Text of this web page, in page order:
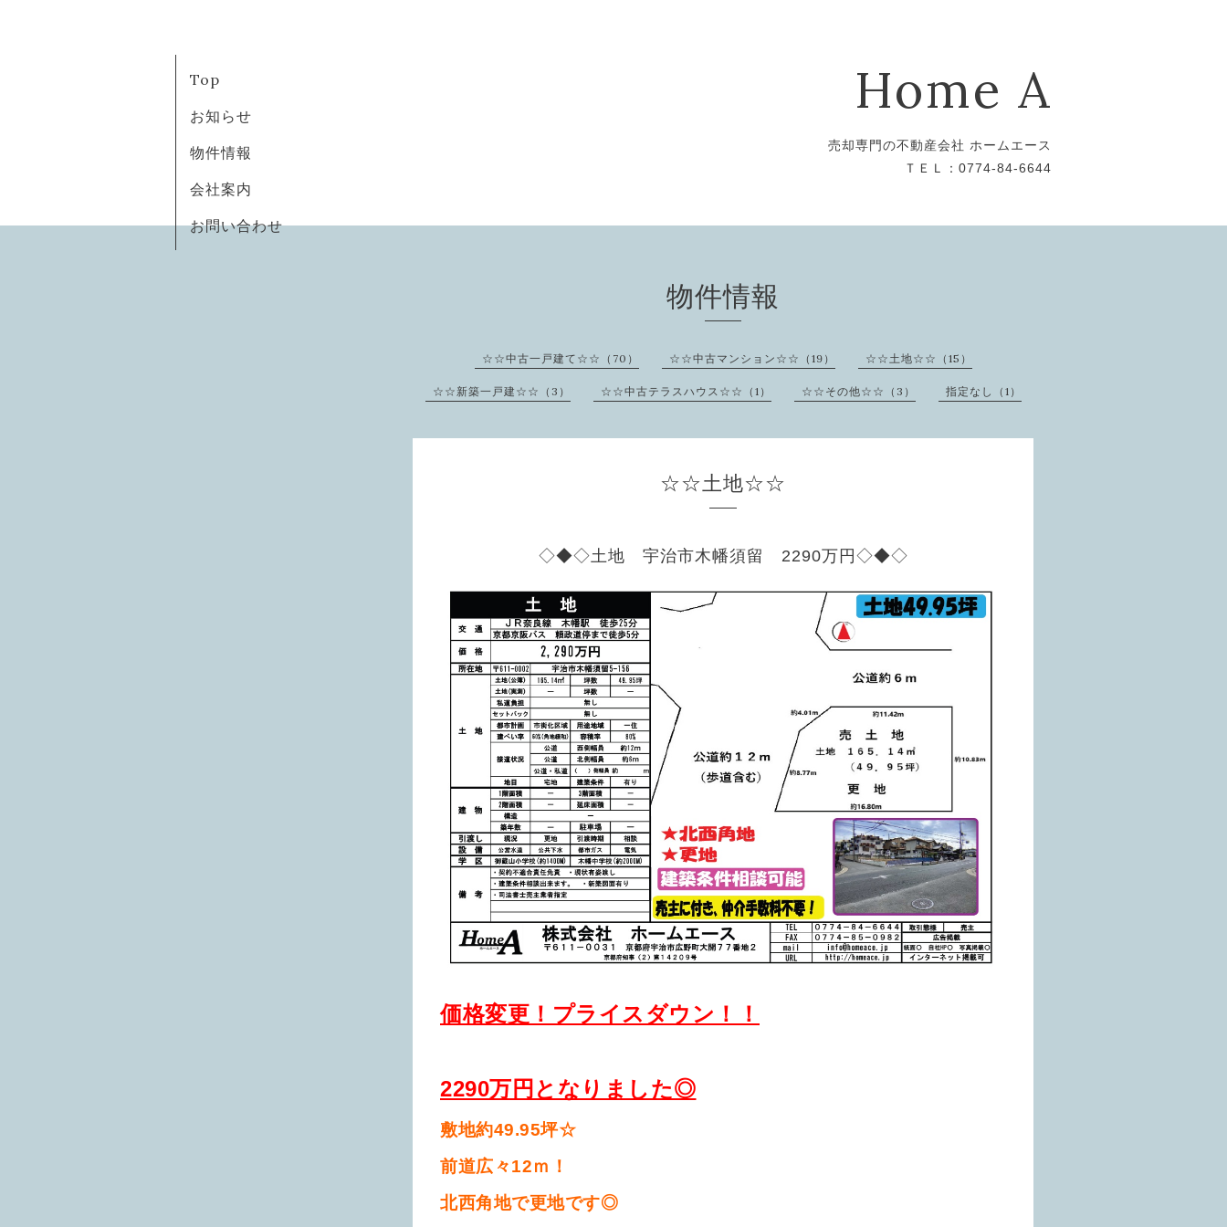
Home A
売却専門の不動産会社 ホームエース
ＴＥＬ：0774-84-6644
Top
お知らせ
物件情報
会社案内
お問い合わせ
物件情報
☆☆中古一戸建て☆☆（70） ☆☆中古マンション☆☆（19） ☆☆土地☆☆（15）
☆☆新築一戸建☆☆（3） ☆☆中古テラスハウス☆☆（1） ☆☆その他☆☆（3） 指定なし（1）
☆☆土地☆☆
◇◆◇土地 宇治市木幡須留 2290万円◇◆◇
価格変更！プライスダウン！！
2290万円となりました◎
敷地約49.95坪☆
前道広々12ｍ！
北西角地で更地です◎